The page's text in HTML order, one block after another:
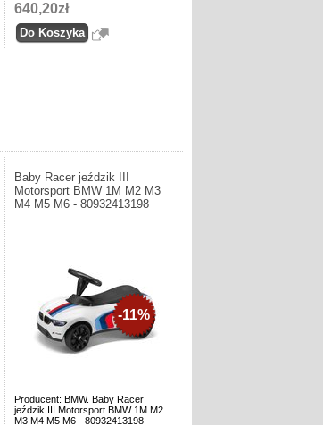
640,20zł
Baby Racer jeździk III
Motorsport BMW 1M M2 M3
M4 M5 M6 - 80932413198
Producent: BMW. Baby Racer
jeździk III Motorsport BMW 1M M2
M3 M4 M5 M6 - 80932413198
-11%